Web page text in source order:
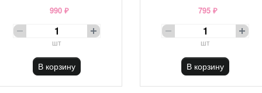
990 ₽
шт
В корзину
795 ₽
шт
В корзину